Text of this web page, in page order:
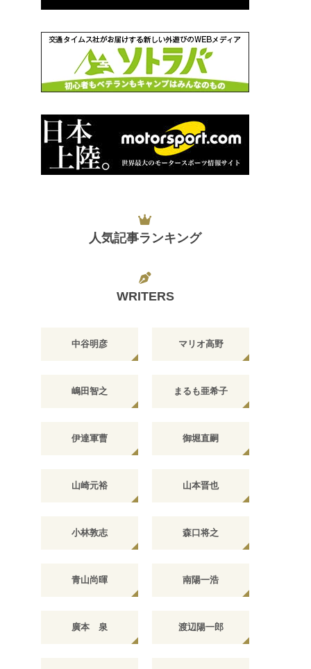
人気記事ランキング
WRITERS
中谷明彦 マリオ高野
嶋田智之 まるも亜希子
伊達軍曹 御堀直嗣
山崎元裕 山本晋也
小林敦志 森口将之
青山尚暉 南陽一浩
廣本 泉 渡辺陽一郎